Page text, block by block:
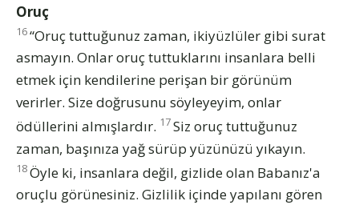
Oruç
16“Oruç tuttuğunuz zaman, ikiyüzlüler gibi surat
asmayın. Onlar oruç tuttuklarını insanlara belli
etmek için kendilerine perişan bir görünüm
verirler. Size doğrusunu söyleyeyim, onlar
ödüllerini almışlardır. 17Siz oruç tuttuğunuz
zaman, başınıza yağ sürüp yüzünüzü yıkayın.
18Öyle ki, insanlara değil, gizlide olan Babanız'a
oruçlu görünesiniz. Gizlilik içinde yapılanı gören